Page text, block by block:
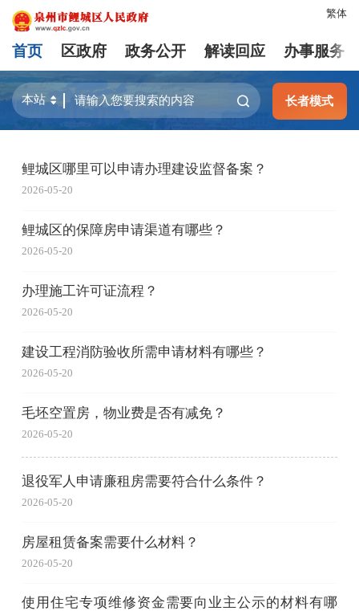
繁体
首页 区政府 政务公开 解读回应 办事服务
长者模式
鲤城区哪里可以申请办理建设监督备案？
2026-05-20
鲤城区的保障房申请渠道有哪些？
2026-05-20
办理施工许可证流程？
2026-05-20
建设工程消防验收所需申请材料有哪些？
2026-05-20
毛坯空置房，物业费是否有减免？
2026-05-20
退役军人申请廉租房需要符合什么条件？
2026-05-20
房屋租赁备案需要什么材料？
2026-05-20
使用住宅专项维修资金需要向业主公示的材料有哪